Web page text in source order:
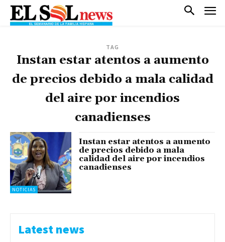
TAG
Instan estar atentos a aumento
de precios debido a mala calidad
del aire por incendios
canadienses
NOTICIAS
Instan estar atentos a aumento
de precios debido a mala
calidad del aire por incendios
canadienses
Latest news